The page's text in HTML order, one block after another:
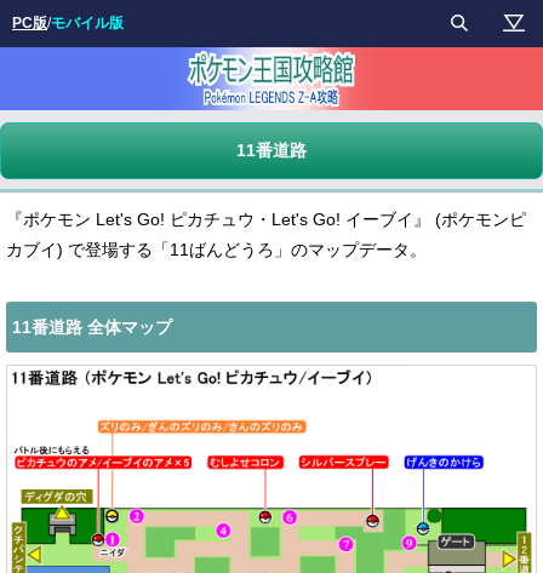
11番道路
『ポケモン Let's Go! ピカチュウ・Let's Go! イーブイ』 (ポケモンピ
カブイ) で登場する「11ばんどうろ」のマップデータ。
11番道路 全体マップ
PC版/モバイル版